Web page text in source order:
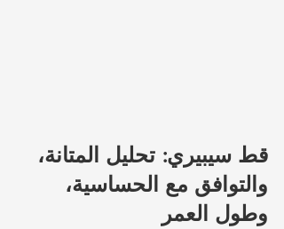
قط سيبيري: تحليل المتانة،
والتوافق مع الحساسية،
وطول العمر